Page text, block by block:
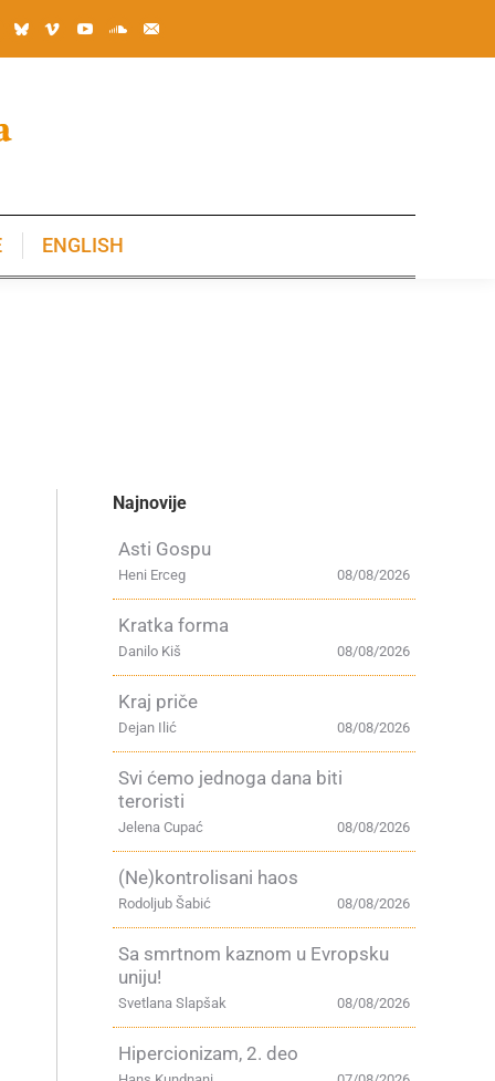
ENGLISH
Najnovije
Asti Gospu
08/08/2026
Heni Erceg
Kratka forma
08/08/2026
Danilo Kiš
Kraj priče
08/08/2026
Dejan Ilić
Svi ćemo jednoga dana biti
teroristi
08/08/2026
Jelena Cupać
(Ne)kontrolisani haos
08/08/2026
Rodoljub Šabić
Sa smrtnom kaznom u Evropsku
uniju!
08/08/2026
Svetlana Slapšak
Hipercionizam, 2. deo
ENGLISH